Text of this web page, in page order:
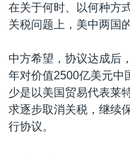
在关于何时、以何种方
关税问题上，美中两国
中方希望，协议达成后
年对价值2500亿美元中
少是以美国贸易代表莱
求逐步取消关税，继续
行协议。